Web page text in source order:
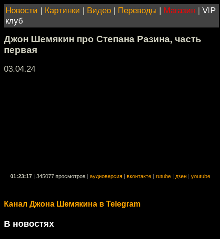
Новости | Картинки | Видео | Переводы | Магазин | VIP
клуб
Джон Шемякин про Степана Разина, часть
первая
03.04.24
01:23:17 345077 просмотров аудиоверсия вконтакте rutube дзен youtube
Канал Джона Шемякина в Telegram
В новостях